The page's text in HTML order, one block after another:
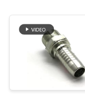
PRIVACY
POLICY